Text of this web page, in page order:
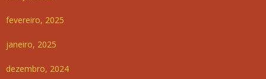
fevereiro, 2025
janeiro, 2025
dezembro, 2024